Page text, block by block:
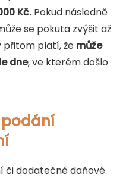
Kč. Pokud následně
se pokuta zvýšit až
přitom platí, že může
dne, ve kterém došlo
podání
či dodatečné daňové